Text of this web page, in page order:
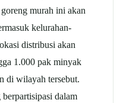
murah ini akan
kelurahan-
distribusi akan
1.000 pak minyak
di wilayah tersebut.
berpartisipasi dalam